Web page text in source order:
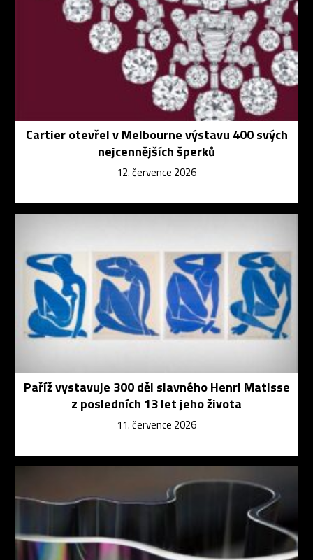
Cartier otevřel v Melbourne výstavu 400 svých
nejcennějších šperků
12. července 2026
Paříž vystavuje 300 děl slavného Henri Matisse
z posledních 13 let jeho života
11. července 2026